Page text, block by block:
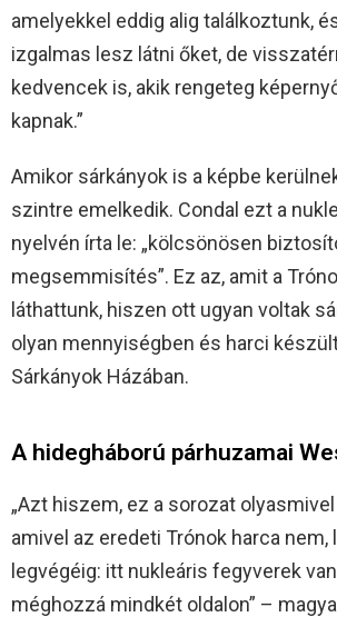
amelyekkel eddig alig találkoztunk,
izgalmas lesz látni őket, de
kedvencek is, akik rengeteg
kapnak.”
Amikor sárkányok is a képbe
szintre emelkedik. Condal ezt a
nyelvén írta le: „kölcsönösen
megsemmisítés”. Ez az, amit a
láthattunk, hiszen ott ugyan voltak
olyan mennyiségben és harci
Sárkányok Házában.
A hidegháború párhuzamai
„Azt hiszem, ez a sorozat
amivel az eredeti Trónok harca nem,
legvégéig: itt nukleáris fegyverek
méghozzá mindkét oldalon” –